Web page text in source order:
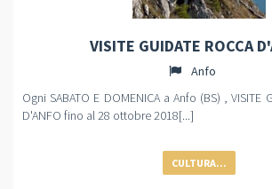
VISITE GUIDATE ROCCA
Anfo
Ogni SABATO E DOMENICA a Anfo (BS) , VISITE
D'ANFO fino al 28 ottobre 2018[...]
CULTURA...